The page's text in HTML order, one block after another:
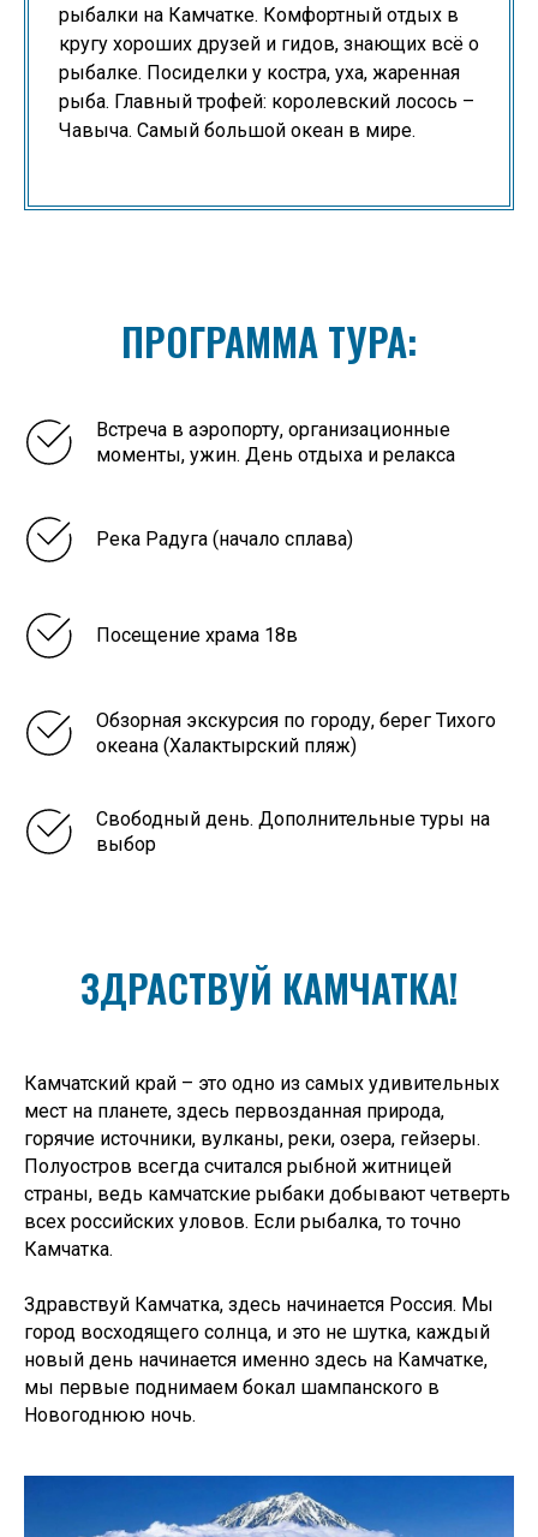
рыбалки на Камчатке. Комфортный отдых в
кругу хороших друзей и гидов, знающих всё о
рыбалке. Посиделки у костра, уха, жаренная
рыба. Главный трофей: королевский лосось –
Чавыча. Самый большой океан в мире.
ПРОГРАММА ТУРА:
Встреча в аэропорту, организационные
моменты, ужин. День отдыха и релакса
Река Радуга (начало сплава)
Посещение храма 18в
Обзорная экскурсия по городу, берег Тихого
океана (Халактырский пляж)
Свободный день. Дополнительные туры на
выбор
ЗДРАСТВУЙ КАМЧАТКА!
Камчатский край – это одно из самых удивительных
мест на планете, здесь первозданная природа,
горячие источники, вулканы, реки, озера, гейзеры.
Полуостров всегда считался рыбной житницей
страны, ведь камчатские рыбаки добывают четверть
всех российских уловов. Если рыбалка, то точно
Камчатка.
Здравствуй Камчатка, здесь начинается Россия. Мы
город восходящего солнца, и это не шутка, каждый
новый день начинается именно здесь на Камчатке,
мы первые поднимаем бокал шампанского в
Новогоднюю ночь.